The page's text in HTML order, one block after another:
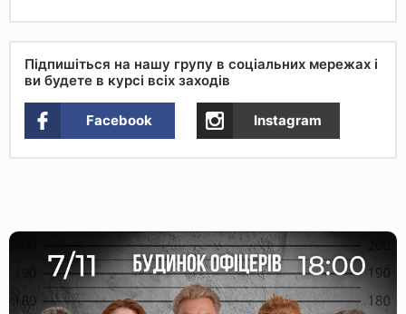
Підпишіться на нашу групу в соціальних мережах і
ви будете в курсі всіх заходів
Facebook Instagram